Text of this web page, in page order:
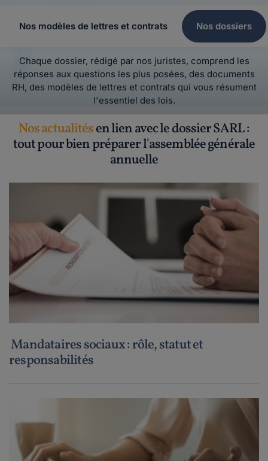
Nos modèles de lettres et contrats Nos dossiers
Chaque dossier, rédigé par nos juristes, comprend les
réponses aux questions les plus posées, des documents
RH, des modèles de lettres et contrats qui vous résument
l'essentiel des lois.
Nos actualitésen lien avec le dossier SARL :
tout pour bien préparer l'assemblée générale
annuelle
Mandataires sociaux : rôle, statut et
responsabilités